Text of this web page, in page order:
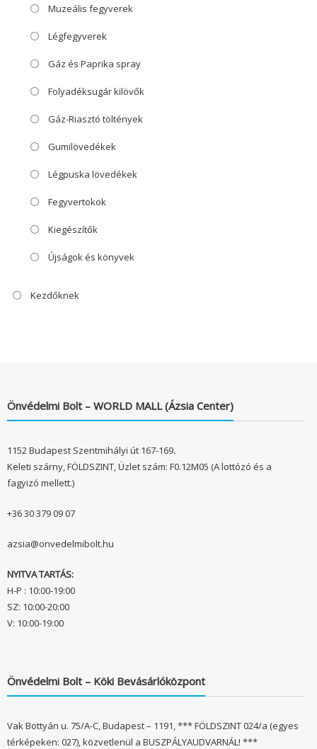
Muzeális fegyverek
Légfegyverek
Gáz és Paprika spray
Folyadéksugár kilövők
Gáz-Riasztó töltények
Gumilövedékek
Légpuska lövedékek
Fegyvertokok
Kiegészítők
Újságok és könyvek
Kezdőknek
Önvédelmi Bolt – WORLD MALL (Ázsia Center)
1152 Budapest Szentmihályi út 167-169.
Keleti szárny, FÖLDSZINT, Üzlet szám: F0.12M05 (A lottózó és a
fagyizó mellett.)
+36 30 379 09 07
azsia@onvedelmibolt.hu
NYITVA TARTÁS:
H-P : 10:00-19:00
SZ: 10:00-20:00
V: 10:00-19:00
Önvédelmi Bolt – Köki Bevásárlóközpont
Vak Bottyán u. 75/A-C, Budapest – 1191, *** FÖLDSZINT 024/a (egyes
térképeken: 027), közvetlenül a BUSZPÁLYAUDVARNÁL! ***